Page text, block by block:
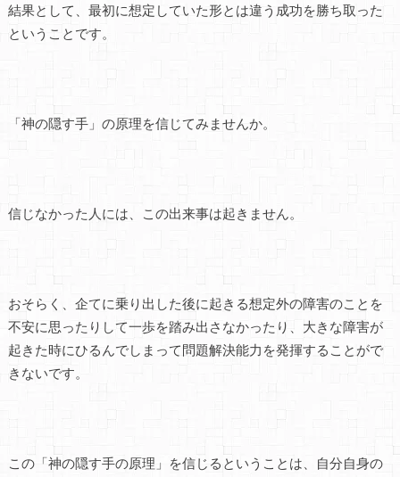
結果として、最初に想定していた形とは違う成功を勝ち取った
ということです。
「神の隠す手」の原理を信じてみませんか。
信じなかった人には、この出来事は起きません。
おそらく、企てに乗り出した後に起きる想定外の障害のことを
不安に思ったりして一歩を踏み出さなかったり、大きな障害が
起きた時にひるんでしまって問題解決能力を発揮することがで
きないです。
この「神の隠す手の原理」を信じるということは、自分自身の